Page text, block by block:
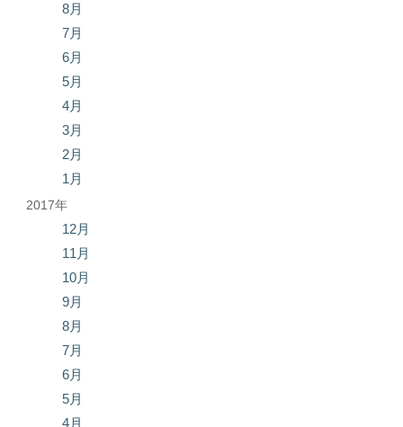
8月
7月
6月
5月
4月
3月
2月
1月
2017年
12月
11月
10月
9月
8月
7月
6月
5月
4月